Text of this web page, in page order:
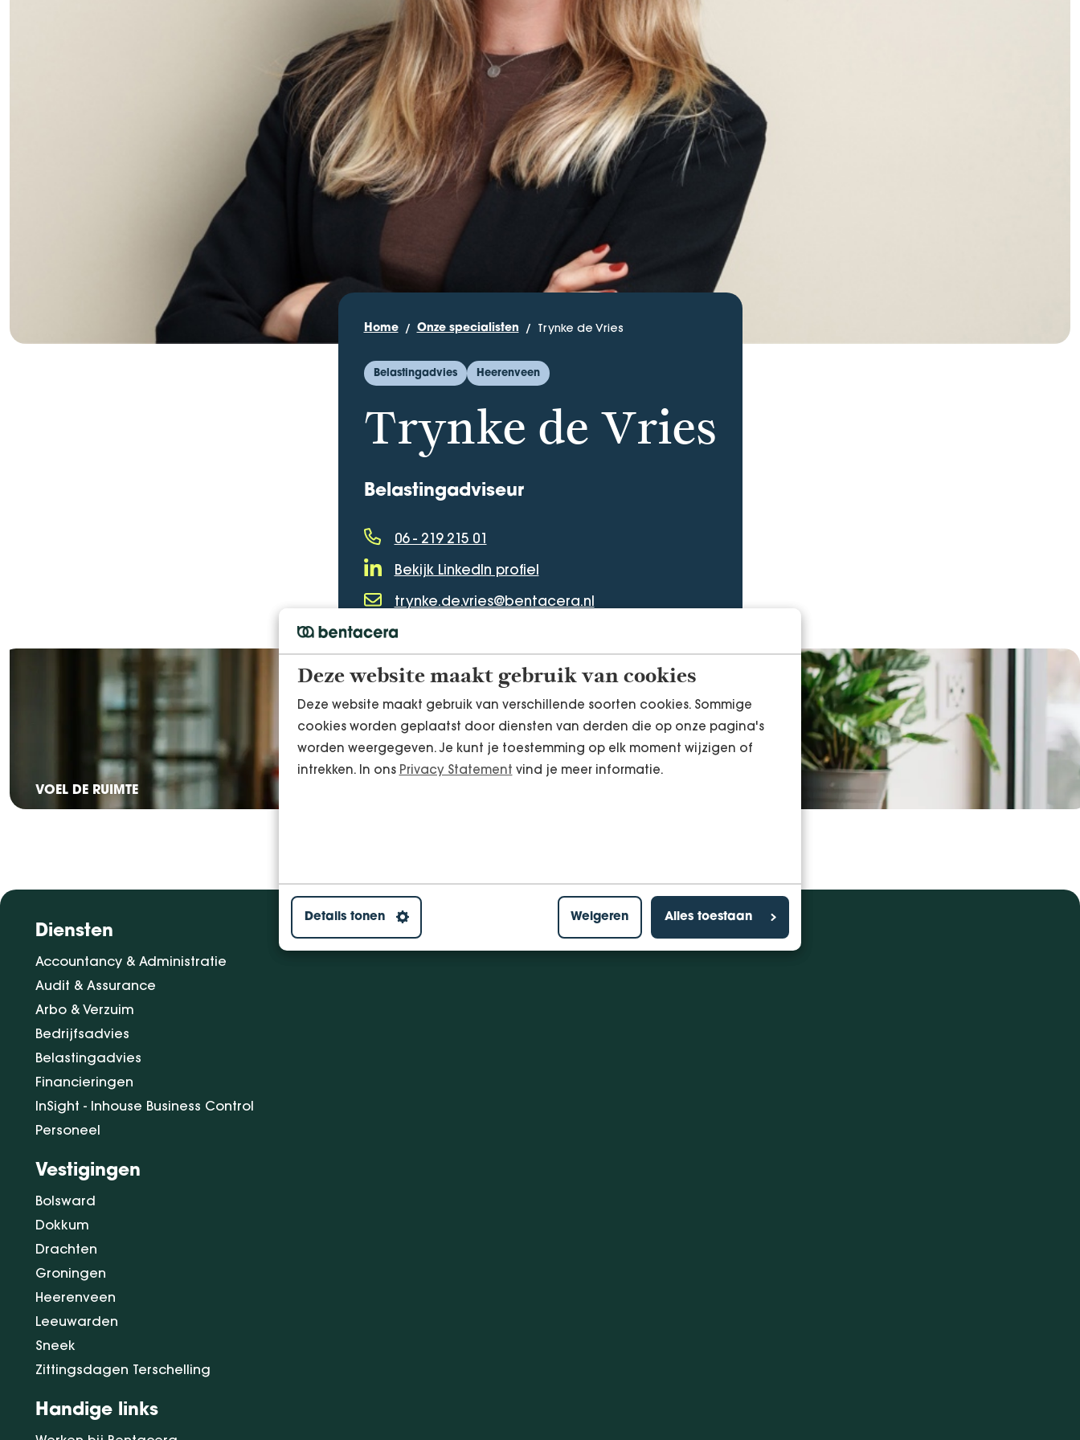
Deze website maakt gebruik van cookies
Deze website maakt gebruik van verschillende soorten cookies. Sommige
cookies worden geplaatst door diensten van derden die op onze pagina's
worden weergegeven. Je kunt je toestemming op elk moment wijzigen of
intrekken. In ons Privacy Statement vind je meer informatie.
Details tonen Weigeren Alles toestaan
Home Onze specialisten Trynke de Vries
Belastingadvies Heerenveen
Trynke de Vries
Belastingadviseur
Telefoonnummer
06 - 219 215 01
LinkedIn Profiel
Bekijk LinkedIn profiel
E-mailadres
trynke.de.vries@bentacera.nl
VOEL DE RUIMTE
Diensten
Accountancy & Administratie
Audit & Assurance
Arbo & Verzuim
Bedrijfsadvies
Belastingadvies
Financieringen
InSight - Inhouse Business Control
Personeel
Vestigingen
Bolsward
Dokkum
Drachten
Groningen
Heerenveen
Leeuwarden
Sneek
Zittingsdagen Terschelling
Handige links